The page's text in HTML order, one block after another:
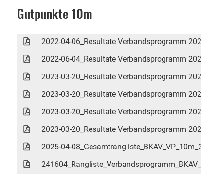
Gutpunkte 10m
2022-04-06_Resultate Verbandsprogramm 2022
2022-06-04_Resultate Verbandsprogramm 2022
2023-03-20_Resultate Verbandsprogramm 2023
2023-03-20_Resultate Verbandsprogramm 2023
2023-03-20_Resultate Verbandsprogramm 2023
2023-03-20_Resultate Verbandsprogramm 2023
2025-04-